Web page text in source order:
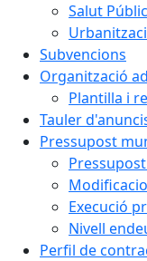
Salut
Subvencions
Organització
Plantilla i
Tauler
Pressupost
Execució
Nivell
Perfil de